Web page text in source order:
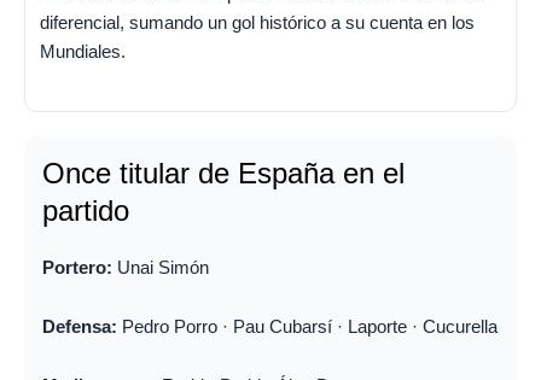
diferencial, sumando un gol histórico a su cuenta en los
Mundiales.
Once titular de España en el
partido
Portero: Unai Simón
Defensa: Pedro Porro · Pau Cubarsí · Laporte · Cucurella